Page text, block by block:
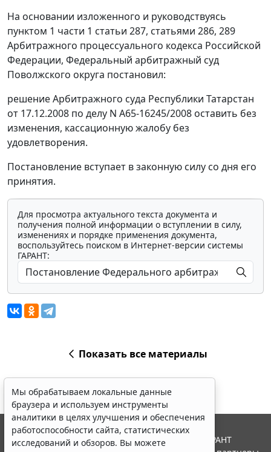
На основании изложенного и руководствуясь
пунктом 1 части 1 статьи 287, статьями 286, 289
Арбитражного процессуального кодекса Российской
Федерации, Федеральный арбитражный суд
Поволжского округа постановил:
решение Арбитражного суда Республики Татарстан
от 17.12.2008 по делу N А65-16245/2008 оставить без
изменения, кассационную жалобу без
удовлетворения.
Постановление вступает в законную силу со дня его
принятия.
Для просмотра актуального текста документа и
получения полной информации о вступлении в силу,
изменениях и порядке применения документа,
воспользуйтесь поиском в Интернет-версии системы
ГАРАНТ:
Показать все материалы
Мы обрабатываем локальные данные
браузера и используем инструменты
аналитики в целях улучшения и обеспечения
работоспособности сайта, статистических
исследований и обзоров. Вы можете
© ООО "НПП "ГАРАНТ-СЕРВИС", 2026. Система ГАРАНТ